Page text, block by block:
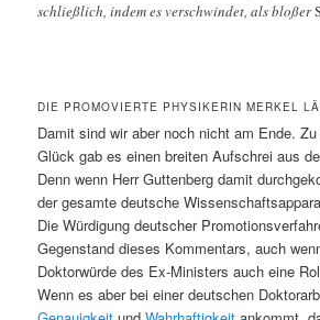
schließlich, indem es verschwindet, als bloßer
DIE PROMOVIERTE PHYSIKERIN MERKEL
Damit sind wir aber noch nicht am Ende.
Glück gab es einen breiten Aufschrei aus
Denn wenn Herr Guttenberg damit
der gesamte deutsche
Die Würdigung deutscher
Gegenstand dieses Kommentars, auch
Doktorwürde des Ex-Ministers auch eine
Wenn es aber bei einer deutschen